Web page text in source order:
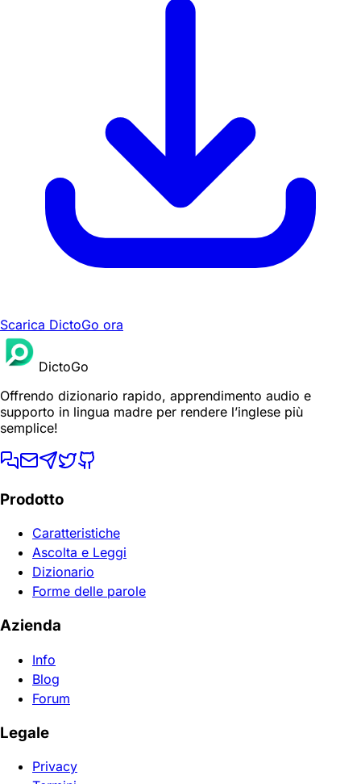
Scarica DictoGo ora
DictoGo
Offrendo dizionario rapido, apprendimento audio e
supporto in lingua madre per rendere l’inglese più
semplice!
Prodotto
Caratteristiche
Ascolta e Leggi
Dizionario
Forme delle parole
Azienda
Info
Blog
Forum
Legale
Privacy